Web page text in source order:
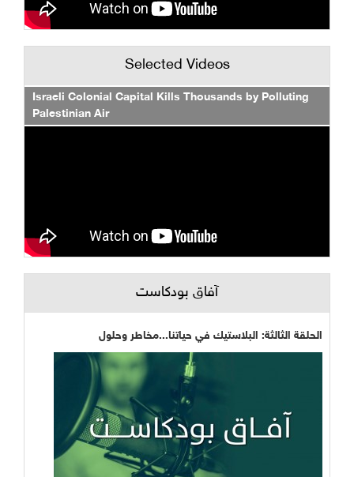
Selected Videos
Israeli Colonial Capital Kills Thousands by Polluting
Palestinian Air
آفاق بودكاست
الحلقة الثالثة: البلاستيك في حياتنا...مخاطر وحلول